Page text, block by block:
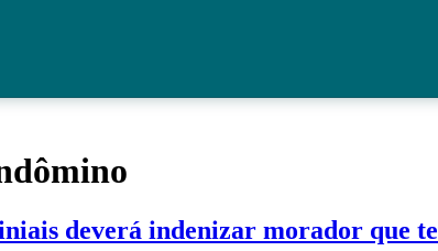
deverá indenizar morador que